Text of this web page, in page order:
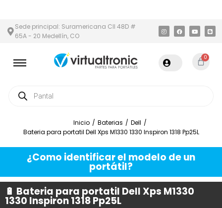
Sede principal: Suramericana Cll 48D #
65A - 20 Medellín, CO
0
Inicio / Baterias / Dell /
Bateria para portatil Dell Xps M1330 1330 Inspiron 1318 Pp25L
¿Como identificar el modelo de un
portátil?
🔋 Bateria para portatil Dell Xps M1330
1330 Inspiron 1318 Pp25L